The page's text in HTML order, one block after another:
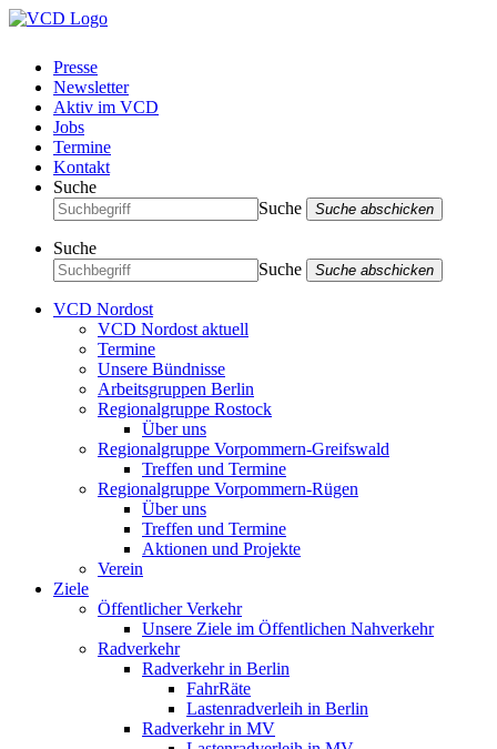
Presse
Newsletter
Aktiv im VCD
Jobs
Termine
Kontakt
Suche
Suche
Suche abschicken
Suche
Suche
Suche abschicken
VCD Nordost
VCD Nordost aktuell
Termine
Unsere Bündnisse
Arbeitsgruppen Berlin
Regionalgruppe Rostock
Über uns
Regionalgruppe Vorpommern-Greifswald
Treffen und Termine
Regionalgruppe Vorpommern-Rügen
Über uns
Treffen und Termine
Aktionen und Projekte
Verein
Ziele
Öffentlicher Verkehr
Unsere Ziele im Öffentlichen Nahverkehr
Radverkehr
Radverkehr in Berlin
FahrRäte
Lastenradverleih in Berlin
Radverkehr in MV